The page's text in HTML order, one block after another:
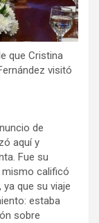
que Cristina
visitó
de
aquí y
Fue su
mismo calificó
que su viaje
estaba
sobre